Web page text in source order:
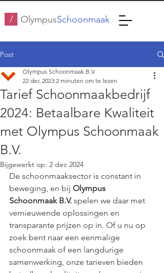
/ OlympusSchoonmaak
Post
Tarief Schoonmaakbedrijf
2024: Betaalbare Kwaliteit
met Olympus Schoonmaak
B.V.
Olympus Schoonmaak B.V.
22 dec 2023 2 minuten om te lezen
Bijgewerkt op: 2 dec 2024
De schoonmaaksector is constant in
beweging, en bij Olympus
Schoonmaak B.V. spelen we daar met
vernieuwende oplossingen en
transparante prijzen op in. Of u nu op
zoek bent naar een eenmalige
schoonmaak of een langdurige
samenwerking, onze tarieven bieden